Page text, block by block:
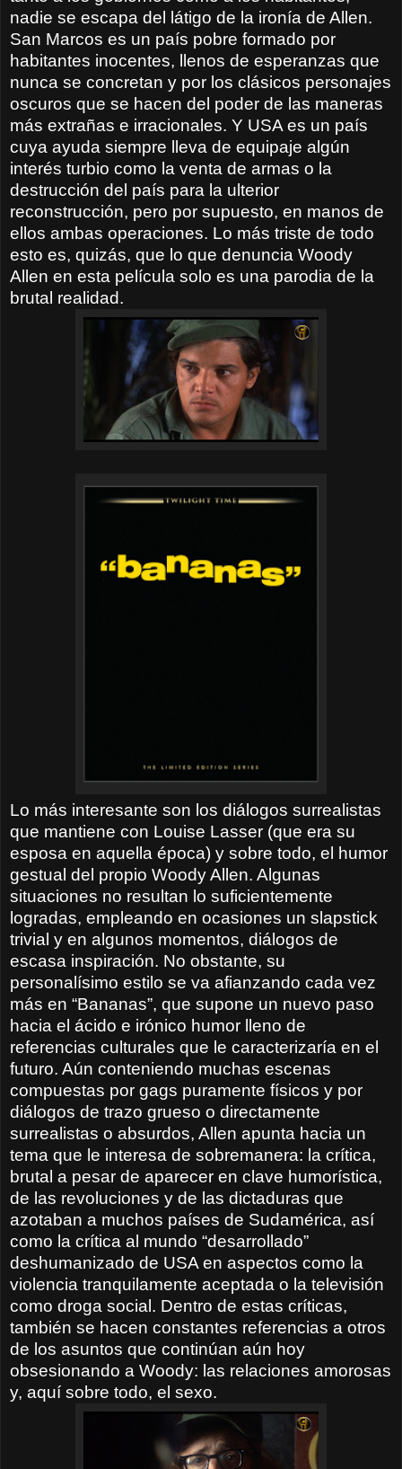
nadie se escapa del látigo de la ironía de Allen.
San Marcos es un país pobre formado por
habitantes inocentes, llenos de esperanzas que
nunca se concretan y por los clásicos personajes
oscuros que se hacen del poder de las maneras
más extrañas e irracionales. Y USA es un país
cuya ayuda siempre lleva de equipaje algún
interés turbio como la venta de armas o la
destrucción del país para la ulterior
reconstrucción, pero por supuesto, en manos de
ellos ambas operaciones. Lo más triste de todo
esto es, quizás, que lo que denuncia Woody
Allen en esta película solo es una parodia de la
brutal realidad.
Lo más interesante son los diálogos surrealistas
que mantiene con Louise Lasser (que era su
esposa en aquella época) y sobre todo, el humor
gestual del propio Woody Allen. Algunas
situaciones no resultan lo suficientemente
logradas, empleando en ocasiones un slapstick
trivial y en algunos momentos, diálogos de
escasa inspiración. No obstante, su
personalísimo estilo se va afianzando cada vez
más en “Bananas”, que supone un nuevo paso
hacia el ácido e irónico humor lleno de
referencias culturales que le caracterizaría en el
futuro. Aún conteniendo muchas escenas
compuestas por gags puramente físicos y por
diálogos de trazo grueso o directamente
surrealistas o absurdos, Allen apunta hacia un
tema que le interesa de sobremanera: la crítica,
brutal a pesar de aparecer en clave humorística,
de las revoluciones y de las dictaduras que
azotaban a muchos países de Sudamérica, así
como la crítica al mundo “desarrollado”
deshumanizado de USA en aspectos como la
violencia tranquilamente aceptada o la televisión
como droga social. Dentro de estas críticas,
también se hacen constantes referencias a otros
de los asuntos que continúan aún hoy
obsesionando a Woody: las relaciones amorosas
y, aquí sobre todo, el sexo.